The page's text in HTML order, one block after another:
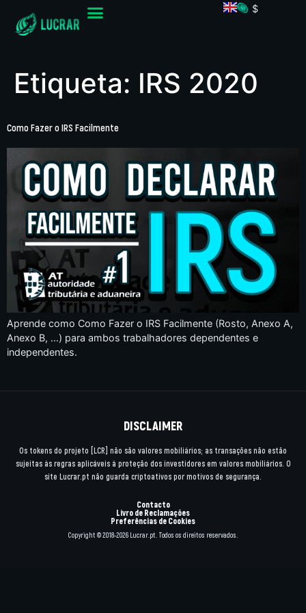
$
Etiqueta: IRS 2020
Como Fazer o IRS Facilmente
Aprende como Como Fazer o IRS Facilmente (Rosto, Anexo A,
Anexo B, …) para ambos trabalhadores dependentes e
independentes.
DISCLAIMER
Os tokens do projeto [LCR] não são valores mobiliários; as transações não estão
sujeitas às regras aplicáveis à proteção dos investidores em valores mobiliários. O
site Lucrar.pt não guarda criptoativos por motivos de segurança.
Contacto
Livro de Reclamações
Preferências de Cookies
Copyright © 2018-2026 Lucrar.pt. Todos os direitos reservados.